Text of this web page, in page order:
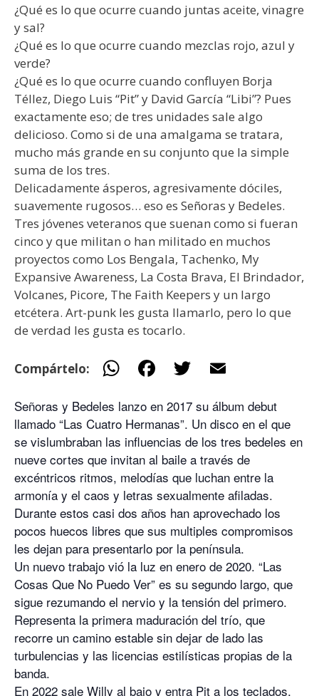
¿Qué es lo que ocurre cuando juntas aceite, vinagre
y sal?
¿Qué es lo que ocurre cuando mezclas rojo, azul y
verde?
¿Qué es lo que ocurre cuando confluyen Borja
Téllez, Diego Luis “Pit” y David García “Libi”? Pues
exactamente eso; de tres unidades sale algo
delicioso. Como si de una amalgama se tratara,
mucho más grande en su conjunto que la simple
suma de los tres.
Delicadamente ásperos, agresivamente dóciles,
suavemente rugosos… eso es Señoras y Bedeles.
Tres jóvenes veteranos que suenan como si fueran
cinco y que militan o han militado en muchos
proyectos como Los Bengala, Tachenko, My
Expansive Awareness, La Costa Brava, El Brindador,
Volcanes, Picore, The Faith Keepers y un largo
etcétera. Art-punk les gusta llamarlo, pero lo que
de verdad les gusta es tocarlo.
Compártelo: W
at
s
A
p
p
e
b
o
o
k
itt
er
ai
l
Señoras y Bedeles lanzo en 2017 su álbum debut
llamado “Las Cuatro Hermanas”. Un disco en el que
se vislumbraban las influencias de los tres bedeles en
nueve cortes que invitan al baile a través de
excéntricos ritmos, melodías que luchan entre la
armonía y el caos y letras sexualmente afiladas.
Durante estos casi dos años han aprovechado los
pocos huecos libres que sus multiples compromisos
les dejan para presentarlo por la península.
Un nuevo trabajo vió la luz en enero de 2020. “Las
Cosas Que No Puedo Ver” es su segundo largo, que
sigue rezumando el nervio y la tensión del primero.
Representa la primera maduración del trío, que
recorre un camino estable sin dejar de lado las
turbulencias y las licencias estilísticas propias de la
banda.
En 2022 sale Willy al bajo y entra Pit a los teclados,